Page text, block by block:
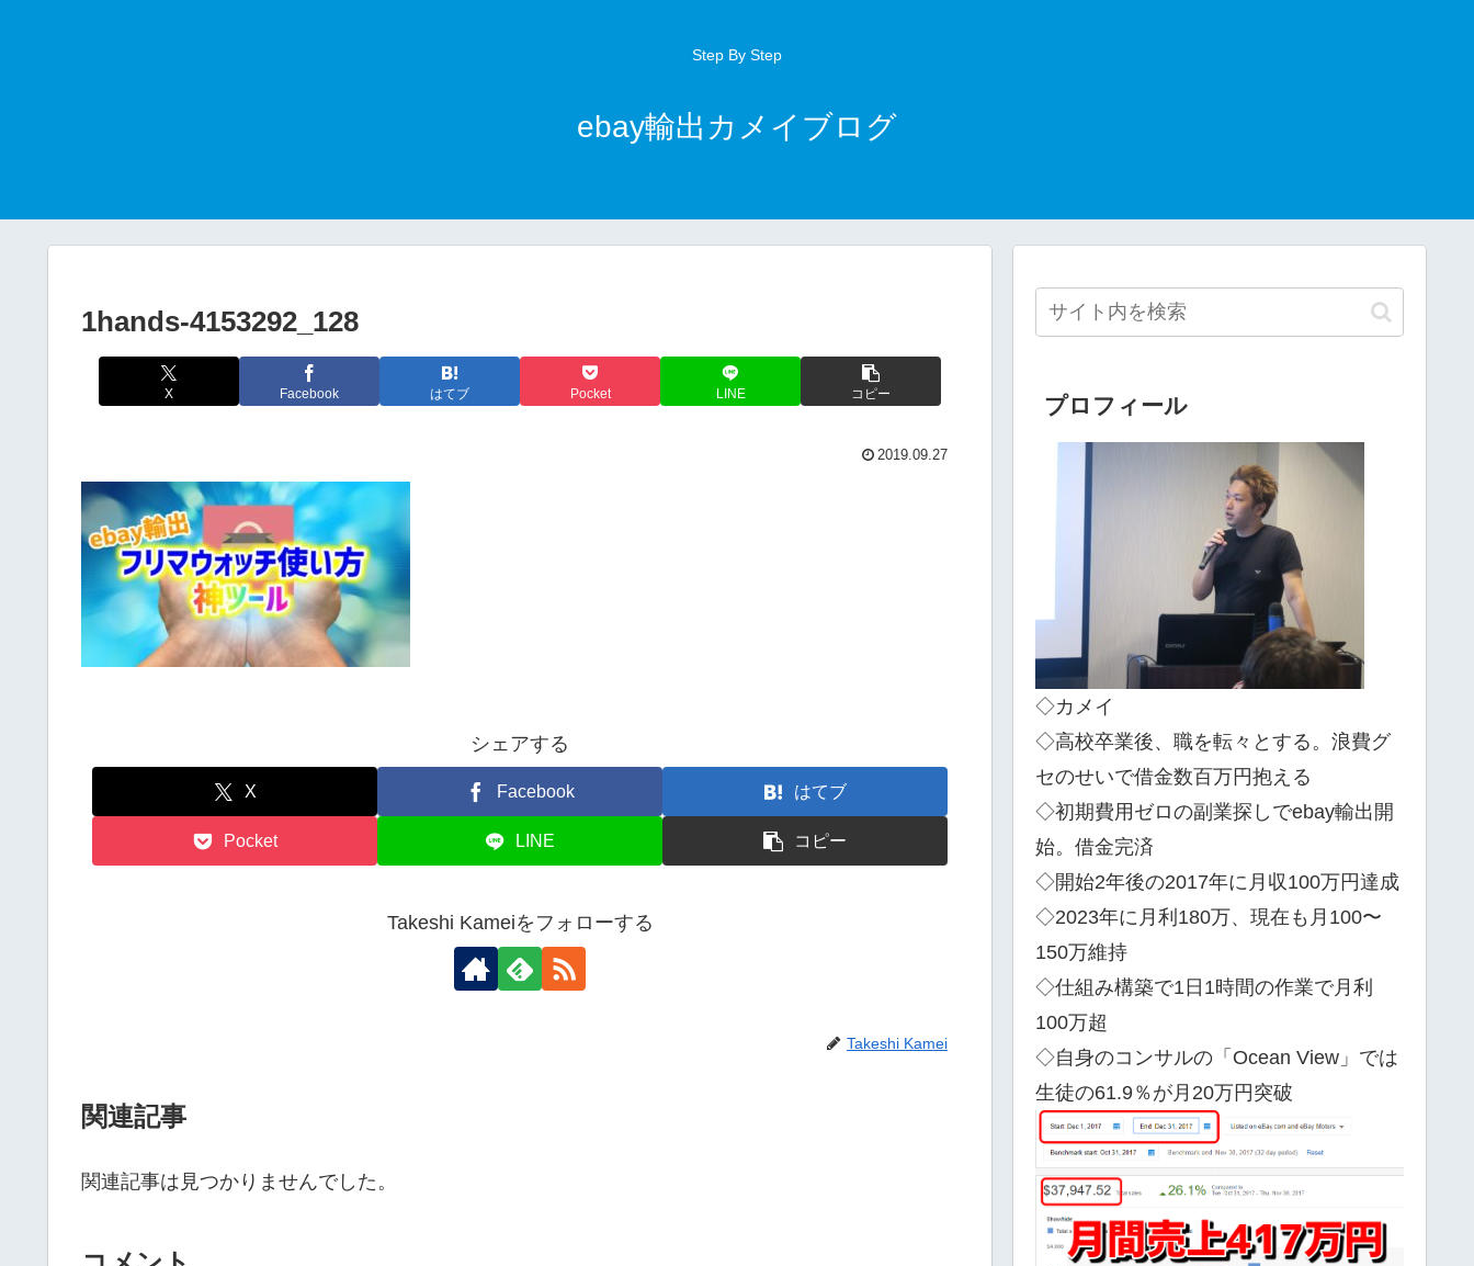
Step By Step
ebay輸出カメイブログ
1hands-4153292_128
X Facebook はてブ Pocket LINE コピー
2019.09.27
シェアする
X Facebook はてブ
Pocket LINE コピー
Takeshi Kameiをフォローする
Takeshi Kamei
関連記事
関連記事は見つかりませんでした。
プロフィール
◇カメイ
◇高校卒業後、職を転々とする。浪費グ
セのせいで借金数百万円抱える
◇初期費用ゼロの副業探しでebay輸出開
始。借金完済
◇開始2年後の2017年に月収100万円達成
◇2023年に月利180万、現在も月100〜
150万維持
◇仕組み構築で1日1時間の作業で月利
100万超
◇自身のコンサルの「Ocean View」では
生徒の61.9％が月20万円突破